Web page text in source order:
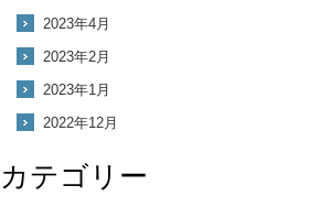
2023年4月
2023年2月
2023年1月
2022年12月
カテゴリー